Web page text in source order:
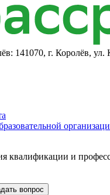
141070, г. Королёв,
квалификации и
вопрос